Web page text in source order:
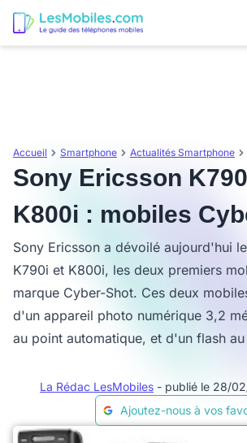
Accueil Smartphone Actualités Smartphone
Sony Ericsson
K800i : mobiles
Sony Ericsson a dévoilé aujourd'hui
K790i et K800i, les deux premiers
marque Cyber-Shot. Ces deux
d'un appareil photo numérique 3,2
au point automatique, et d'un flash
La Rédac LesMobiles - publié le 28/
Ajoutez-nous à vos